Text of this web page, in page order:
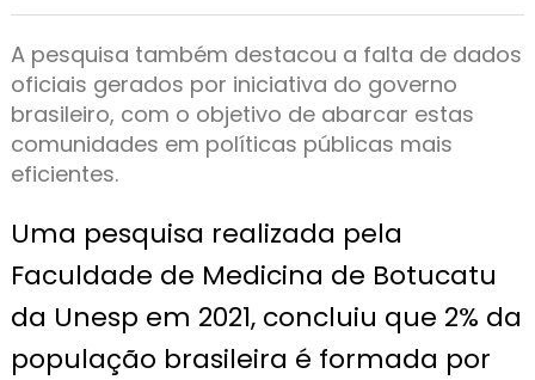
A pesquisa também destacou a falta de dados
oficiais gerados por iniciativa do governo
brasileiro, com o objetivo de abarcar estas
comunidades em políticas públicas mais
eficientes.
Uma pesquisa realizada pela
Faculdade de Medicina de Botucatu
da Unesp em 2021, concluiu que 2% da
população brasileira é formada por